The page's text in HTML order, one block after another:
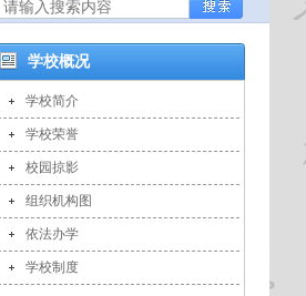
学校概况
学校简介
学校荣誉
校园掠影
组织机构图
依法办学
学校制度